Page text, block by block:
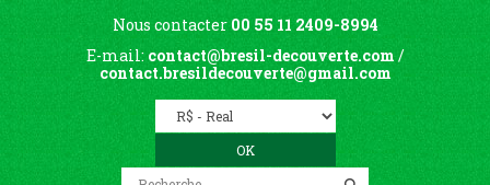
Nous contacter 00 55 11 2409-8994
E-mail: contact@bresil-decouverte.com /
contact.bresildecouverte@gmail.com